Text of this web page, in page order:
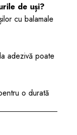
de uși?
cu balamale
adezivă poate
o durată